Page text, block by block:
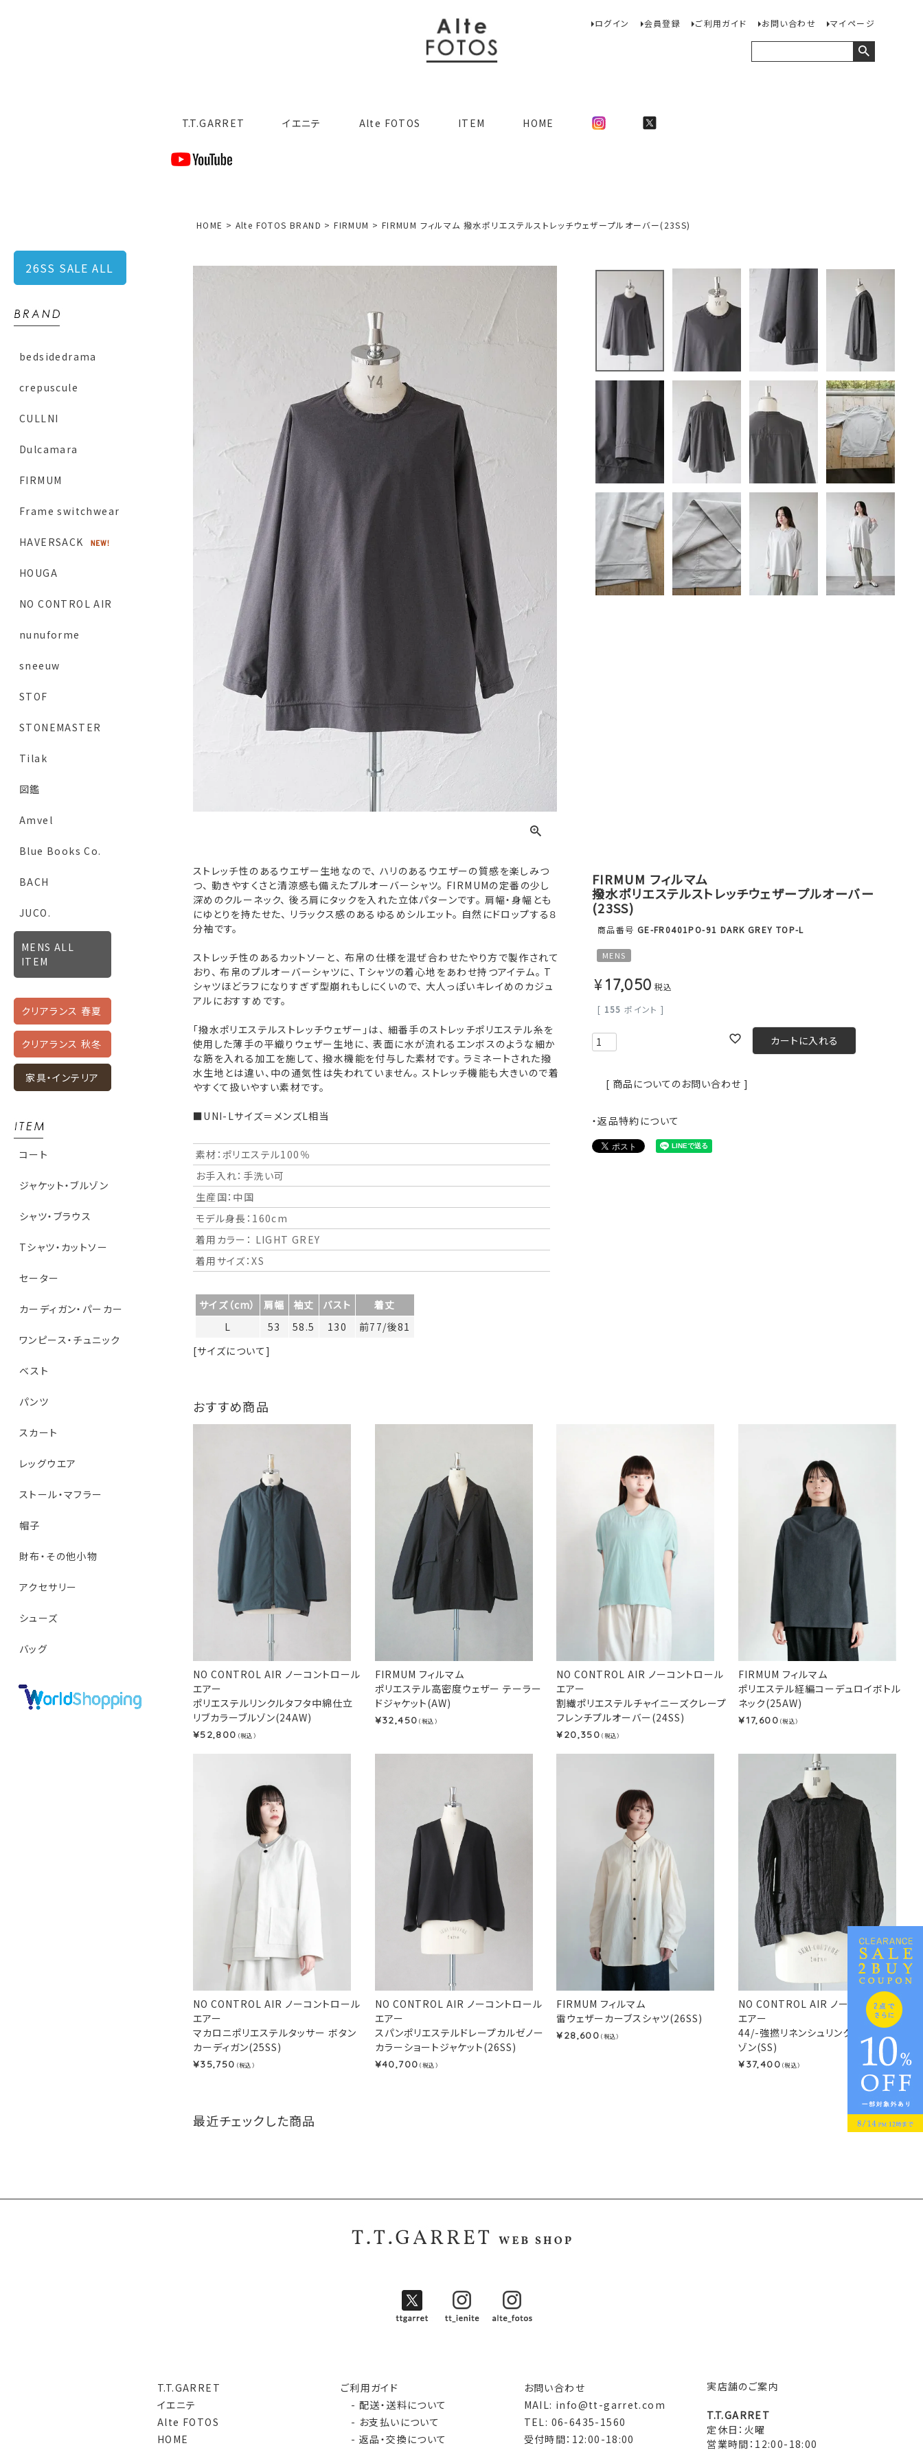
ログイン 会員登録 ご利用ガイド お問い合わせ マイページ
T.T.GARRET イエニテ Alte FOTOS ITEM HOME
26SS SALE ALL
bedsidedrama
crepuscule
CULLNI
Dulcamara
FIRMUM
Frame switchwear
HAVERSACK
HOUGA
NO CONTROL AIR
nunuforme
sneeuw
STOF
STONEMASTER
Tilak
図鑑
Amvel
Blue Books Co.
BACH
JUCO.
MENS ALL
ITEM
クリアランス 春夏
クリアランス 秋冬
家具・インテリア
コート
ジャケット・ブルゾン
シャツ・ブラウス
Tシャツ・カットソー
セーター
カーディガン・パーカー
ワンピース・チュニック
ベスト
パンツ
スカート
レッグウエア
ストール・マフラー
帽子
財布・その他小物
アクセサリー
シューズ
バッグ
HOME Alte FOTOS BRAND FIRMUM FIRMUM フィルマム 撥水ポリエステルストレッチウェザープルオーバー(23SS)
ストレッチ性のあるウエザー生地なので、 ハリのあるウエザーの質感を楽しみつ
つ、 動きやすくさと清涼感も備えたプルオーバーシャツ。 FIRMUMの定番の少し
深めのクルーネック、 後ろ肩にタックを入れた立体パターンです。 肩幅・身幅とも
にゆとりを持たせた、 リラックス感のあるゆるめシルエット。 自然にドロップする８
分袖です。
ストレッチ性のあるカットソーと、 布帛の仕様を混ぜ合わせたやり方で製作されて
おり、 布帛のプルオーバーシャツに、 Tシャツの着心地をあわせ持つアイテム。 T
シャツほどラフになりすぎず型崩れもしにくいので、 大人っぽいキレイめのカジュ
アルにおすすめです。
「撥水ポリエステルストレッチウェザー」は、 細番手のストレッチポリエステル糸を
使用した薄手の平織りウェザー生地に、 表面に水が流れるエンボスのような細か
な筋を入れる加工を施して、 撥水機能を付与した素材です。 ラミネートされた撥
水生地とは違い、中の通気性は失われていません。 ストレッチ機能も大きいので着
やすくて扱いやすい素材です。
■UNI-Lサイズ＝メンズL相当
素材：ポリエステル100％
お手入れ：手洗い可
生産国：中国
モデル身長：160cm
着用カラー： LIGHT GREY
着用サイズ：XS
サイズ（cm） 肩幅 袖丈 バスト
着丈
L
53 58.5 130
前77/後81
[サイズについて]
FIRMUM フィルマム
撥水ポリエステルストレッチウェザープルオーバー
(23SS)
商品番号 GE-FR0401PO-91 DARK GREY TOP-L
MENS
¥17,050 税込
[ 155 ポイント ]
カートに入れる
[ 商品についてのお問い合わせ ]
・返品特約について
おすすめ商品
NO CONTROL AIR ノーコントロール
エアー
ポリエステルリンクルタフタ中綿仕立
リブカラーブルゾン(24AW)
¥52,800 （税込）
FIRMUM フィルマム
ポリエステル高密度ウェザー テーラー
ドジャケット(AW)
¥32,450 （税込）
NO CONTROL AIR ノーコントロール
エアー
割繊ポリエステルチャイニーズクレープ
フレンチプルオーバー(24SS)
¥ 20,350 （税込）
FIRMUM フィルマム
ポリエステル経編コーデュロイボトル
ネック(25AW)
¥17,600 （税込）
NO CONTROL AIR ノーコントロール
エアー
マカロニポリエステルタッサー ボタン
カーディガン(25SS)
¥35,750 （税込）
NO CONTROL AIR ノーコントロール
エアー
スパンポリエステルドレープカルゼノー
カラーショートジャケット(26SS)
¥40,700 （税込）
FIRMUM フィルマム
雷ウェザーカーブスシャツ(26SS)
¥ 28,600 （税込）
NO CONTROL AIR ノーコントロール
エアー
44/-強撚リネンシュリンクメッシュブル
ゾン(SS)
¥ 37,400 （税込）
最近チェックした商品
T.T.GARRET
イエニテ
Alte FOTOS
HOME
ご利用ガイド
- 配送・送料について
- お支払いについて
- 返品・交換について
お問い合わせ
MAIL: info@tt-garret.com
TEL: 06-6435-1560
受付時間：12:00-18:00
実店舗のご案内
T.T.GARRET
定休日：火曜
営業時間：12:00-18:00